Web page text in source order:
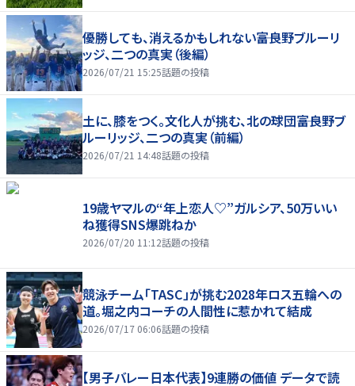
優勝しても、消えるかもしれない――富良野ブルーリ
ッジ、二つの真実（後編）
2026/07/21 15:25話題の投稿
土に、膝をつく。文化人が挑む、北の球団――富良野ブ
ルーリッジ、二つの真実（前編）
2026/07/21 14:48話題の投稿
19歳ヤマルの“年上恋人♡”ガルシア、50万いい
ね獲得SNS爆跳ねか
2026/07/20 11:12話題の投稿
競泳チーム「TASC」が挑む2028年ロス五輪への
道。堀之内コーチの人間性に惹かれて結成
2026/07/17 06:06話題の投稿
【男子バレー日本代表】9連勝の価値 データで読